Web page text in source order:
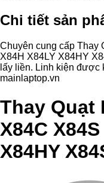
Chi tiết sản
Chuyên cung cấp Thay
X84H X84LY X84HY
lấy liền. Linh kiện được
mainlaptop.vn
Thay Quạt
X84C
X84HY